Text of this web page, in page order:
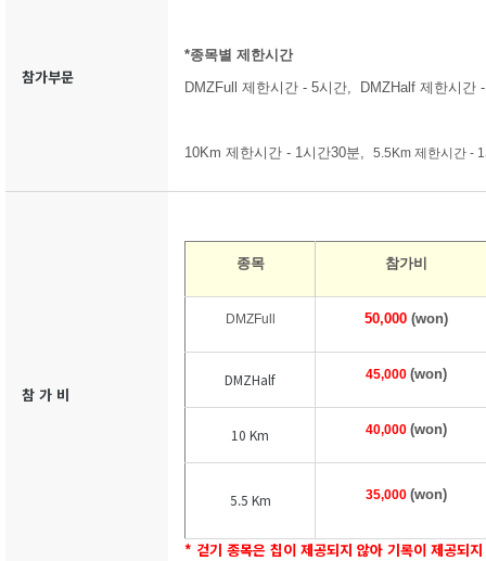
참가부문
*종목별 제한시간
DMZFull 제한시간 - 5시간, DMZHalf 제한시간
10Km 제한시간 - 1시간30분, 5.5Km 제한시간 -
참 가 비
종목 참가비
DMZFull 50,000 (won)
DMZHalf 45,000 (won)
10 Km 40,000 (won)
5.5 Km 35,000 (won)
* 걷기 종목은 칩이 제공되지 않아 기록이 제공되